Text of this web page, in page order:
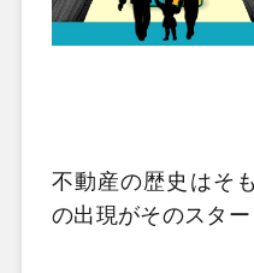
不動産の歴史はそ
の出現がそのスター